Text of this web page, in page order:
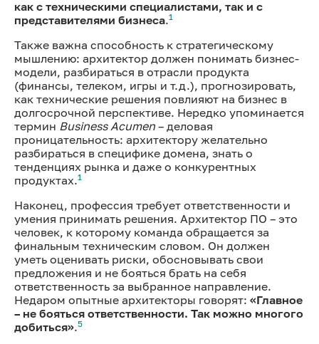
как с техническими специалистами, так и с
представителями бизнеса.1
Также важна способность к стратегическому
мышлению: архитектор должен понимать бизнес-
модели, разбираться в отрасли продукта
(финансы, телеком, игры и т.д.), прогнозировать,
как технические решения повлияют на бизнес в
долгосрочной перспективе. Нередко упоминается
термин Business Acumen – деловая
проницательность: архитектору желательно
разбираться в специфике домена, знать о
тенденциях рынка и даже о конкурентных
продуктах.1
Наконец, профессия требует ответственности и
умения принимать решения. Архитектор ПО – это
человек, к которому команда обращается за
финальным техническим словом. Он должен
уметь оценивать риски, обосновывать свои
предложения и не бояться брать на себя
ответственность за выбранное направление.
Недаром опытные архитекторы говорят: «Главное
– не бояться ответственности. Так можно многого
добиться».5